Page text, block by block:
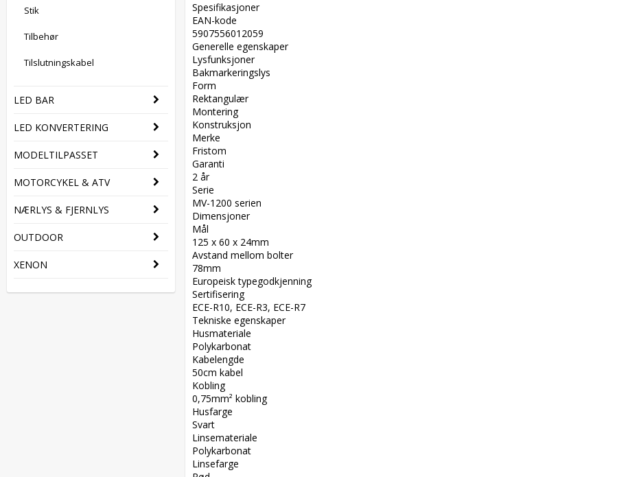
Stik
Tilbehør
Tilslutningskabel
LED BAR
LED KONVERTERING
MODELTILPASSET
MOTORCYKEL & ATV
NÆRLYS & FJERNLYS
OUTDOOR
XENON
Spesifikasjoner
EAN-kode
5907556012059
Generelle egenskaper
Lysfunksjoner
Bakmarkeringslys
Form
Rektangulær
Montering
Konstruksjon
Merke
Fristom
Garanti
2 år
Serie
MV-1200 serien
Dimensjoner
Mål
125 x 60 x 24mm
Avstand mellom bolter
78mm
Europeisk typegodkjenning
Sertifisering
ECE-R10, ECE-R3, ECE-R7
Tekniske egenskaper
Husmateriale
Polykarbonat
Kabelengde
50cm kabel
Kobling
0,75mm² kobling
Husfarge
Svart
Linsemateriale
Polykarbonat
Linsefarge